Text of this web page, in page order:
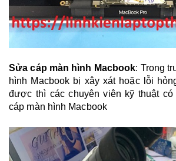
Sửa cáp màn hình Macbook: Trong
hình Macbook bị xây xát hoặc lỗi
được thì các chuyên viên kỹ thuật
cáp màn hình Macbook